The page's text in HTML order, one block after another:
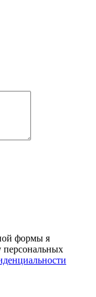
формы я
персональных